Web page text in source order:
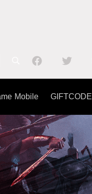
Mobile GIFTCODE